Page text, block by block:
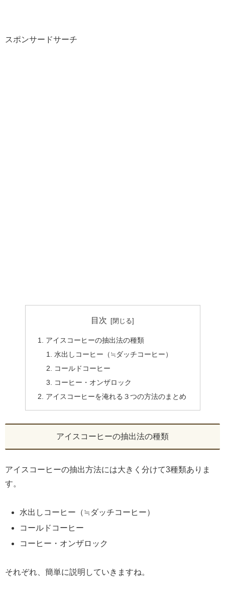
スポンサードサーチ
目次
アイスコーヒーの抽出法の種類
水出しコーヒー（≒ダッチコーヒー）
コールドコーヒー
コーヒー・オンザロック
アイスコーヒーを淹れる３つの方法のまとめ
アイスコーヒーの抽出法の種類
アイスコーヒーの抽出方法には大きく分けて3種類ありま
す。
水出しコーヒー（≒ダッチコーヒー）
コールドコーヒー
コーヒー・オンザロック
それぞれ、簡単に説明していきますね。